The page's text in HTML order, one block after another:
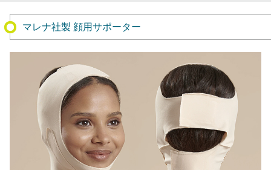
マレナ社製 顔用サポーター